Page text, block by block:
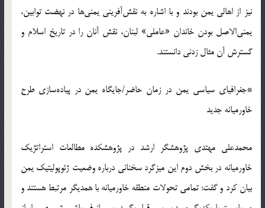
نیز از اهالی یمن بودند و با اشاره به نقش‌آفرینی یمنی‌ها در نهضت توابین،
یمنی‌الاصل بودن خاندان «عاملی» لبنان، نقش آنان را در تاریخ اسلام و
گسترش آن مثال زدنی دانستند.
*جغرافیای سیاسی یمن در زمان حاضر/جایگاه یمن در پیاده‌سازی طرح
خاورمیانه جدید
محمدعلی مهتدی پژوهشگر ارشد در پژوهشکده‌ مطالعات استراتژیک
خاورمیانه در بخش دوم این میزگرد سخنانی درباره وضعیت ژئوپولیتیک یمن
بیان کرد و گفت: تمامی تحولات منطقه خاورمیانه با همدیگر مرتبط هستند و